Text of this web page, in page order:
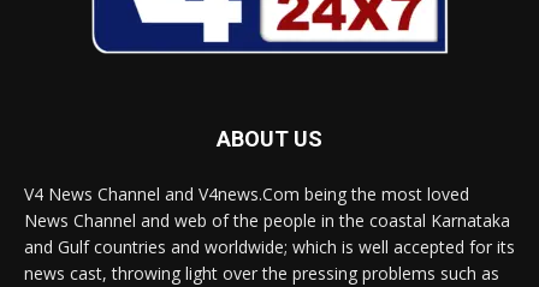
ABOUT US
V4 News Channel and V4news.Com being the most loved
News Channel and web of the people in the coastal Karnataka
and Gulf countries and worldwide; which is well accepted for its
news cast, throwing light over the pressing problems such as